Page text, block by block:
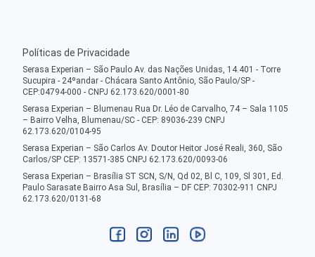
Políticas de Privacidade
Serasa Experian – São Paulo Av. das Nações Unidas, 14.401 - Torre
Sucupira - 24ºandar - Chácara Santo Antônio, São Paulo/SP -
CEP:04794-000 - CNPJ 62.173.620/0001-80
Serasa Experian – Blumenau Rua Dr. Léo de Carvalho, 74 – Sala 1105
– Bairro Velha, Blumenau/SC - CEP: 89036-239 CNPJ
62.173.620/0104-95
Serasa Experian – São Carlos Av. Doutor Heitor José Reali, 360, São
Carlos/SP CEP: 13571-385 CNPJ 62.173.620/0093-06
Serasa Experian – Brasília ST SCN, S/N, Qd 02, Bl C, 109, Sl 301, Ed.
Paulo Sarasate Bairro Asa Sul, Brasília – DF CEP: 70302-911 CNPJ
62.173.620/0131-68